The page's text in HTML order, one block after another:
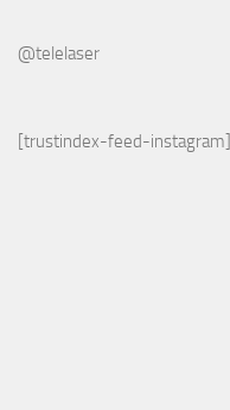
@telelaser
[trustindex-feed-instagram]